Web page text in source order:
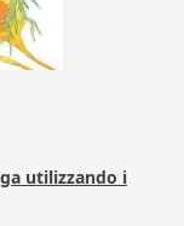
utilizzando i